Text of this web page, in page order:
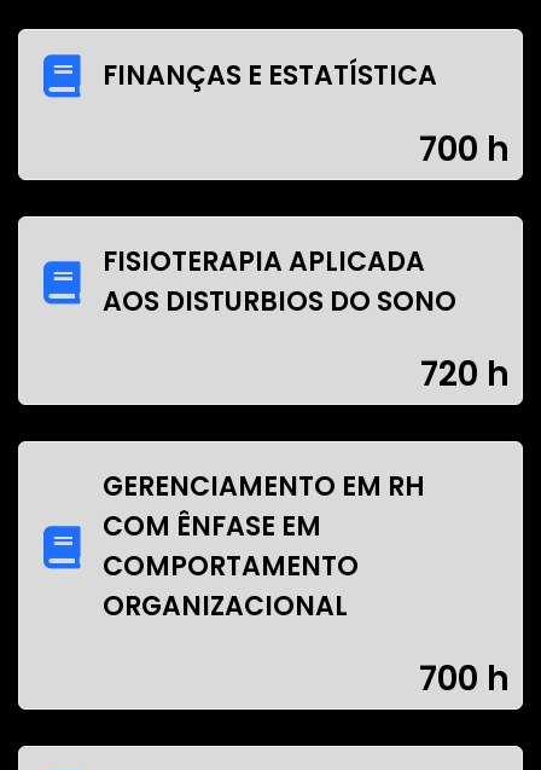
FINANÇAS E ESTATÍSTICA
700 h
FISIOTERAPIA APLICADA
AOS DISTURBIOS DO SONO
720 h
GERENCIAMENTO EM RH
COM ÊNFASE EM
COMPORTAMENTO
ORGANIZACIONAL
700 h